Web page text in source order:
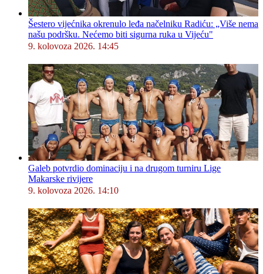
Šestero vijećnika okrenulo leđa načelniku Radiću: „Više nema
našu podršku. Nećemo biti sigurna ruka u Vijeću"
9. kolovoza 2026. 14:45
Galeb potvrdio dominaciju i na drugom turniru Lige
Makarske rivijere
9. kolovoza 2026. 14:10